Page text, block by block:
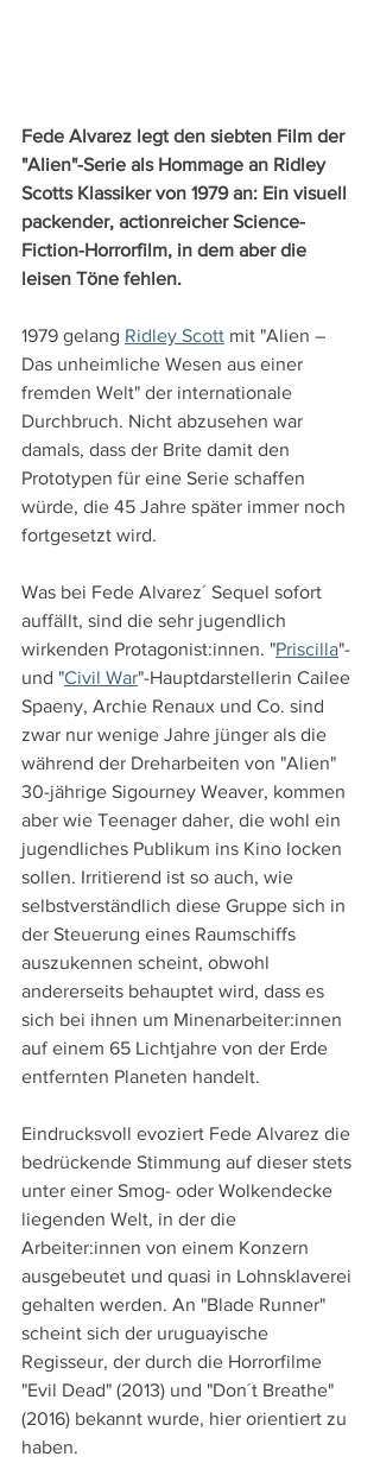
Fede Alvarez legt den siebten Film der
"Alien"-Serie als Hommage an Ridley
Scotts Klassiker von 1979 an: Ein visuell
packender, actionreicher Science-
Fiction-Horrorfilm, in dem aber die
leisen Töne fehlen.
1979 gelang Ridley Scott mit "Alien –
Das unheimliche Wesen aus einer
fremden Welt" der internationale
Durchbruch. Nicht abzusehen war
damals, dass der Brite damit den
Prototypen für eine Serie schaffen
würde, die 45 Jahre später immer noch
fortgesetzt wird.
Was bei Fede Alvarez´ Sequel sofort
auffällt, sind die sehr jugendlich
wirkenden Protagonist:innen. "Priscilla"-
und "Civil War"-Hauptdarstellerin Cailee
Spaeny, Archie Renaux und Co. sind
zwar nur wenige Jahre jünger als die
während der Dreharbeiten von "Alien"
30-jährige Sigourney Weaver, kommen
aber wie Teenager daher, die wohl ein
jugendliches Publikum ins Kino locken
sollen. Irritierend ist so auch, wie
selbstverständlich diese Gruppe sich in
der Steuerung eines Raumschiffs
auszukennen scheint, obwohl
andererseits behauptet wird, dass es
sich bei ihnen um Minenarbeiter:innen
auf einem 65 Lichtjahre von der Erde
entfernten Planeten handelt.
Eindrucksvoll evoziert Fede Alvarez die
bedrückende Stimmung auf dieser stets
unter einer Smog- oder Wolkendecke
liegenden Welt, in der die
Arbeiter:innen von einem Konzern
ausgebeutet und quasi in Lohnsklaverei
gehalten werden. An "Blade Runner"
scheint sich der uruguayische
Regisseur, der durch die Horrorfilme
"Evil Dead" (2013) und "Don´t Breathe"
(2016) bekannt wurde, hier orientiert zu
haben.